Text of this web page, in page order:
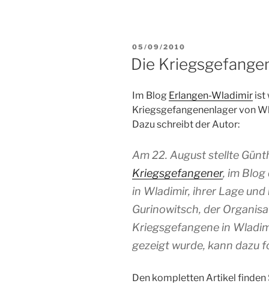
VERÖFFENTLICHT
AM
05/09/2010
Die
Im Blog Erlangen-Wladimir ist
Kriegsgefangenenlager von
Dazu schreibt der Autor:
Am 22. August stellte
Kriegsgefangener, im Blog
in Wladimir, ihrer Lage
Gurinowitsch, der
Kriegsgefangene in
gezeigt wurde, kann dazu
Den kompletten Artikel finden